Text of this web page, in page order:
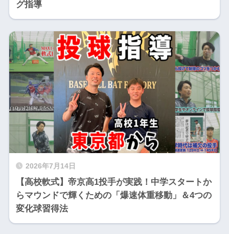
グ指導
2026年7月14日
【高校軟式】帝京高1投手が実践！中学スタートか
らマウンドで輝くための「爆速体重移動」＆4つの
変化球習得法